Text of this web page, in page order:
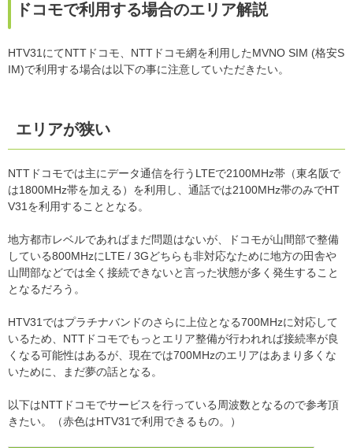
ドコモで利用する場合のエリア解説
HTV31にてNTTドコモ、NTTドコモ網を利用したMVNO SIM (格安S
IM)で利用する場合は以下の事に注意していただきたい。
エリアが狭い
NTTドコモでは主にデータ通信を行うLTEで2100MHz帯（東名阪で
は1800MHz帯を加える）を利用し、通話では2100MHz帯のみでHT
V31を利用することとなる。
地方都市レベルであればまだ問題はないが、ドコモが山間部で整備
している800MHzにLTE / 3Gどちらも非対応なために地方の田舎や
山間部などでは全く接続できないと言った状態が多く発生すること
となるだろう。
HTV31ではプラチナバンドのさらに上位となる700MHzに対応して
いるため、NTTドコモでもっとエリア整備が行われれば接続率が良
くなる可能性はあるが、現在では700MHzのエリアはあまり多くな
いために、まだ夢の話となる。
以下はNTTドコモでサービスを行っている周波数となるので参考頂
きたい。（赤色はHTV31で利用できるもの。）